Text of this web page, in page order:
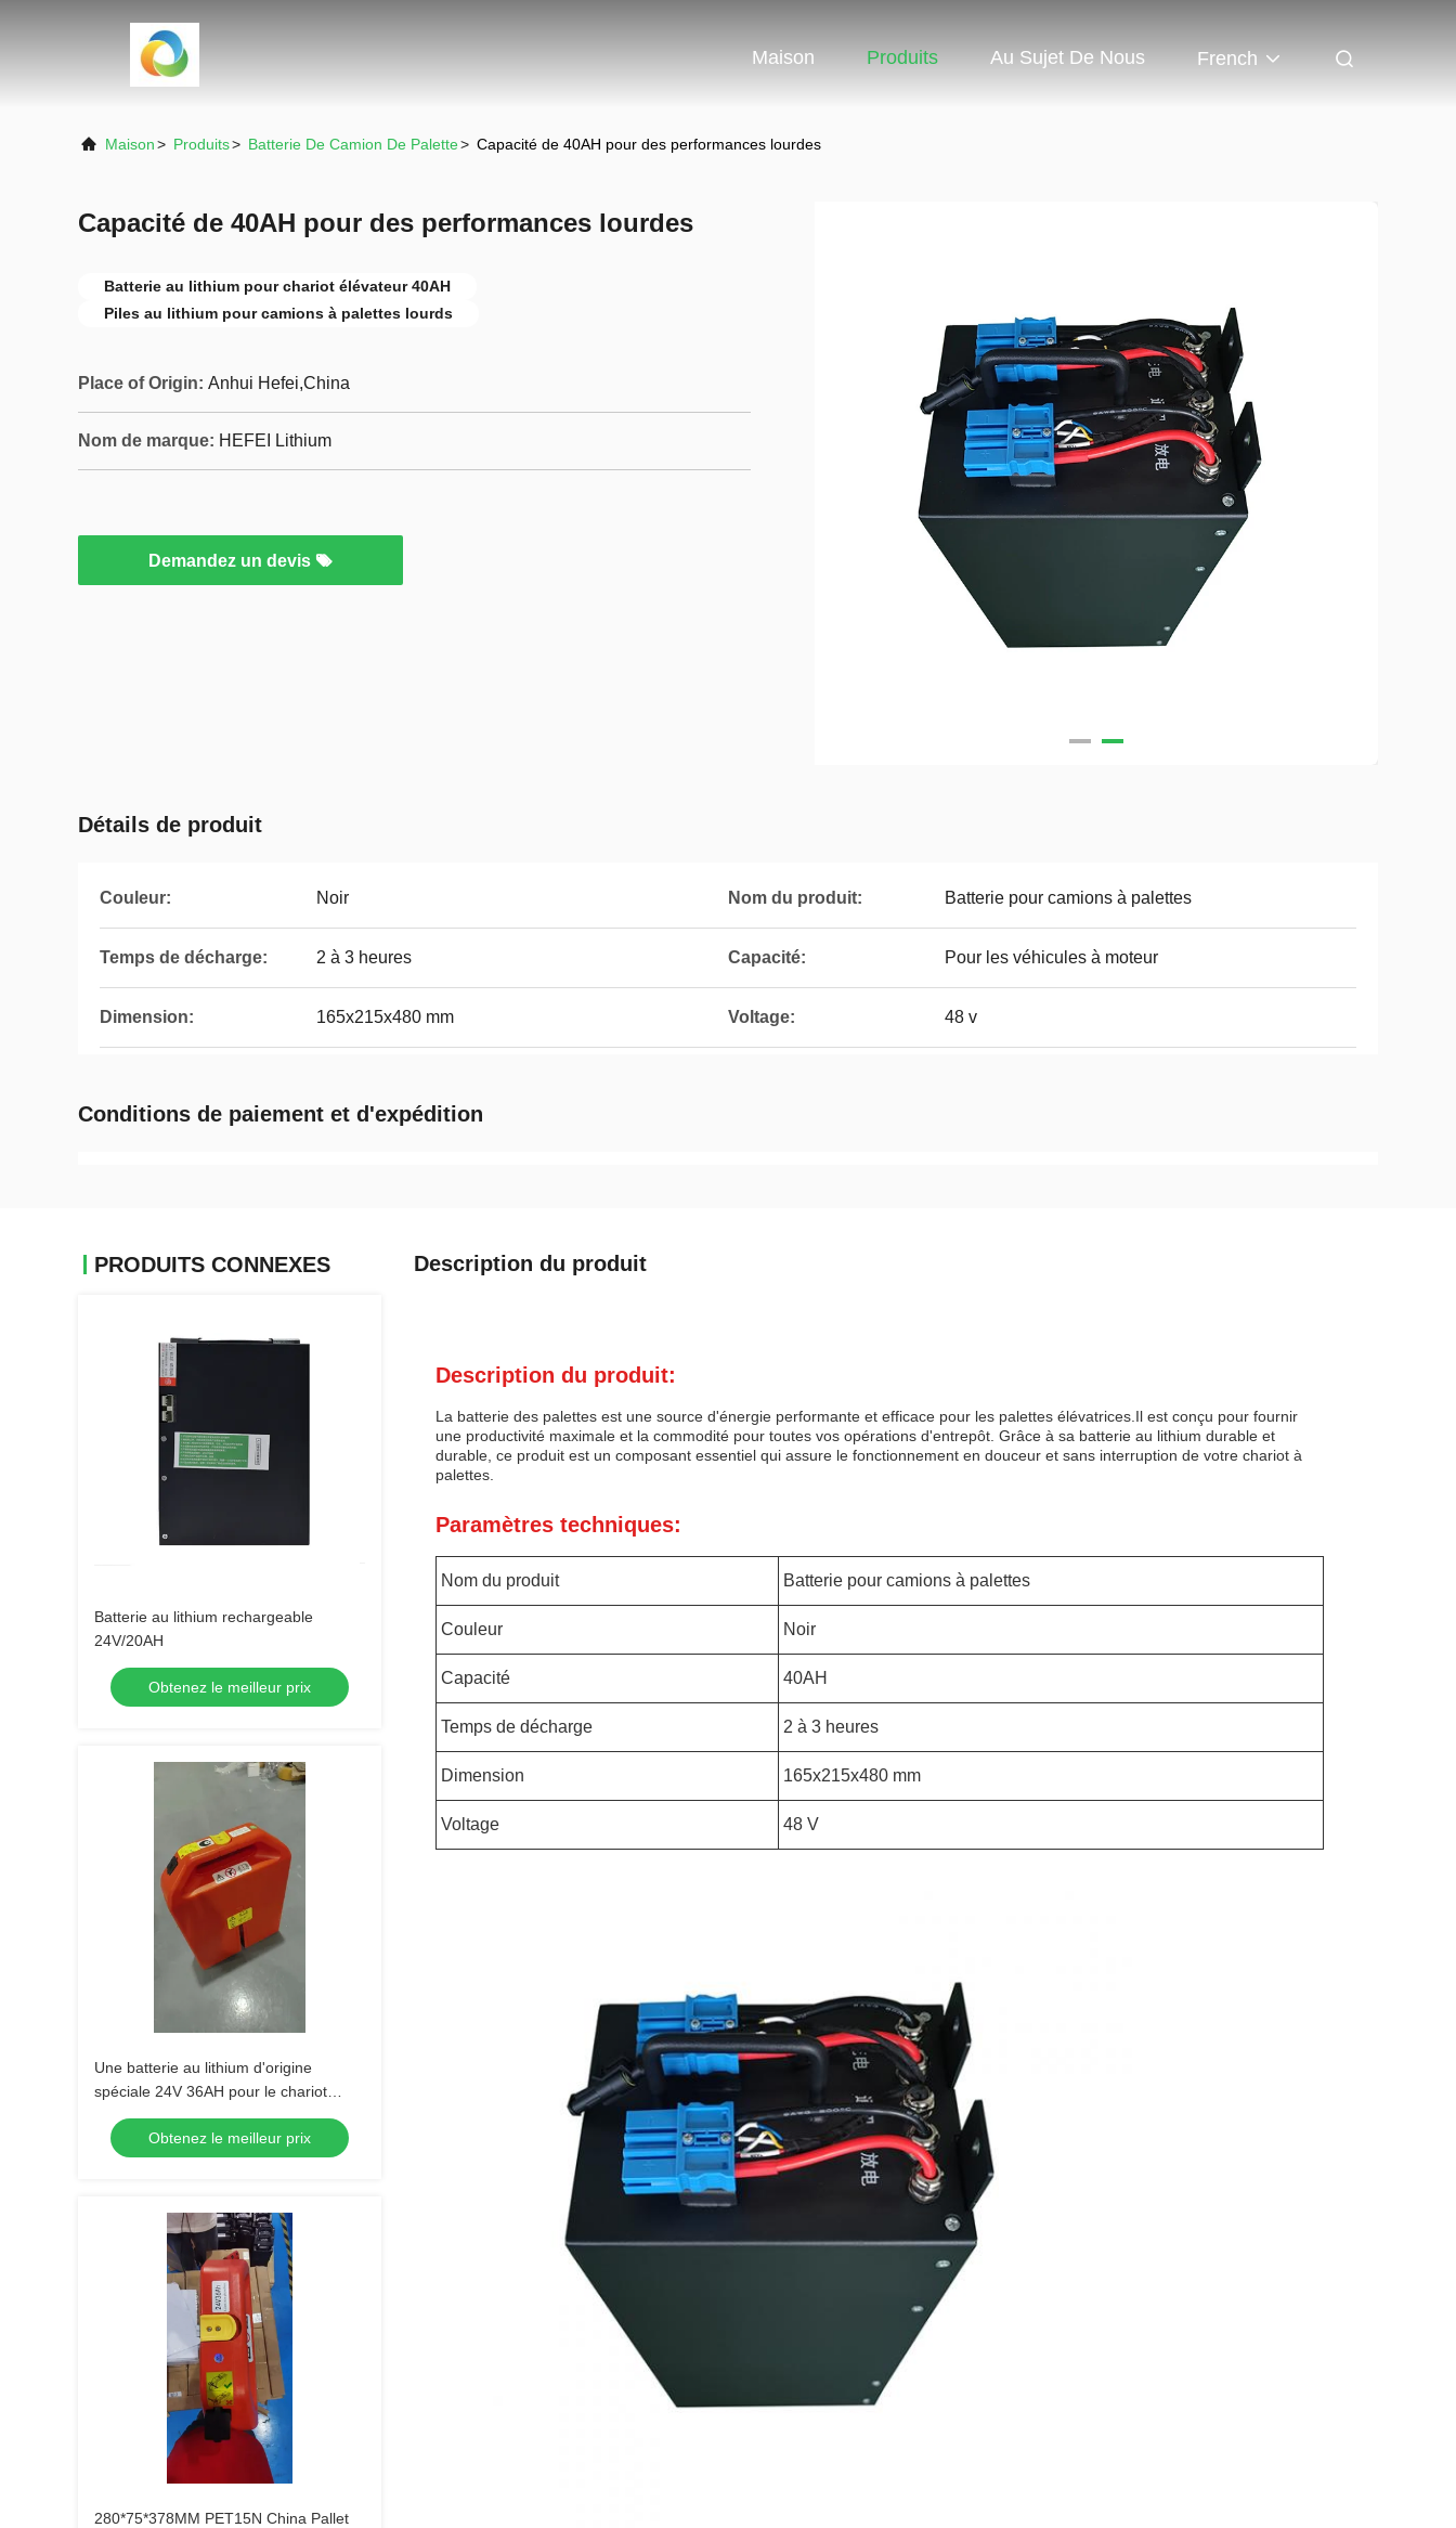
Maison Produits Au Sujet De Nous French
Maison> Produits> Batterie De Camion De Palette> Capacité de 40AH pour des performances lourdes
Capacité de 40AH pour des performances lourdes
Batterie au lithium pour chariot élévateur 40AH
Piles au lithium pour camions à palettes lourds
Place of Origin: Anhui Hefei,China
Nom de marque: HEFEI Lithium
Demandez un devis
Détails de produit
Couleur: Noir Nom du produit: Batterie pour camions à palettes
Temps de décharge: 2 à 3 heures Capacité: Pour les véhicules à moteur
Dimension: 165x215x480 mm Voltage: 48 v
Conditions de paiement et d'expédition
PRODUITS CONNEXES
Batterie au lithium rechargeable
24V/20AH
Obtenez le meilleur prix
Une batterie au lithium d'origine
spéciale 24V 36AH pour le chariot
élévateur à palettes PET15N
Obtenez le meilleur prix
280*75*378MM PET15N China Pallet
Description du produit
Description du produit:
La batterie des palettes est une source d'énergie performante et efficace pour les palettes élévatrices.Il est conçu pour fournir
une productivité maximale et la commodité pour toutes vos opérations d'entrepôt. Grâce à sa batterie au lithium durable et
durable, ce produit est un composant essentiel qui assure le fonctionnement en douceur et sans interruption de votre chariot à
palettes.
Paramètres techniques:
Nom du produit Batterie pour camions à palettes
Couleur Noir
Capacité 40AH
Temps de décharge 2 à 3 heures
Dimension 165x215x480 mm
Voltage 48 V